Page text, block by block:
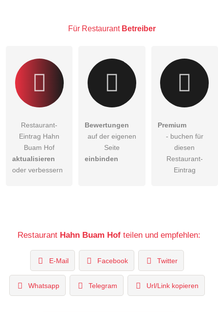
Besucher sichtbar.
Für Restaurant Betreiber
Restaurant-
Eintrag Hahn
Buam Hof
aktualisieren
oder verbessern
Bewertungen
auf der eigenen
Seite
einbinden
Premium
- buchen für
diesen
Restaurant-
Eintrag
Restaurant Hahn Buam Hof teilen und empfehlen:
E-Mail Facebook Twitter
Whatsapp Telegram Url/Link kopieren